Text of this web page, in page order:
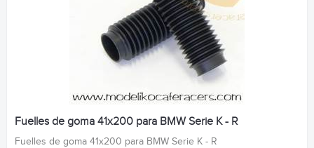
Fuelles de goma 41x200 para BMW Serie K - R
Fuelles de goma 41x200 para BMW Serie K - R